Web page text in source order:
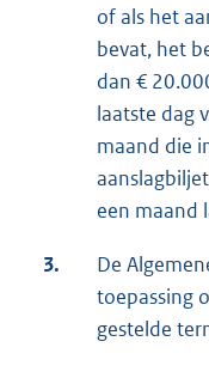
of als het
bevat, het
dan €
laatste dag
maand die
een maand
3.
De
toepassing
gestelde